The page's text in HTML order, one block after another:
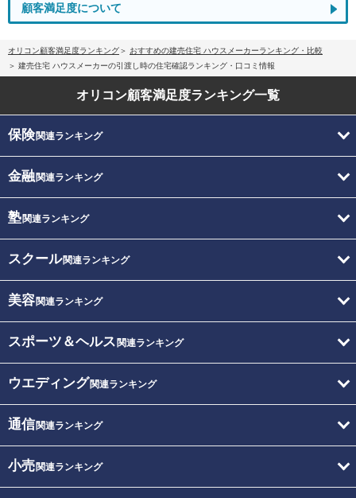
顧客満足度について
オリコン顧客満足度ランキング
おすすめの建売住宅 ハウスメーカーランキング・比較
建売住宅 ハウスメーカーの引渡し時の住宅確認ランキング・口コミ情報
オリコン顧客満足度ランキング一覧
保険関連ランキング
金融関連ランキング
塾関連ランキング
スクール関連ランキング
美容関連ランキング
スポーツ＆ヘルス 関連ランキング
ウエディング関連ランキング
通信関連ランキング
小売関連ランキング